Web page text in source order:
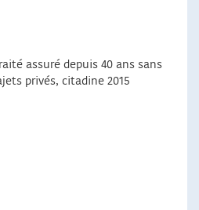
assuré depuis 40 ans sans
privés, citadine 2015